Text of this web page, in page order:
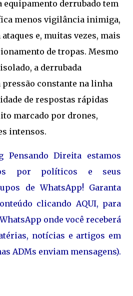
equipamento derrubado tem
menos vigilância inimiga,
e, muitas vezes, mais
de tropas. Mesmo
a derrubada
constante na linha
de respostas rápidas
marcado por drones,
intensos.
Pensando Direita estamos
por políticos e seus
de WhatsApp! Garanta
clicando AQUI, para
onde você receberá
notícias e artigos em
ADMs enviam mensagens).